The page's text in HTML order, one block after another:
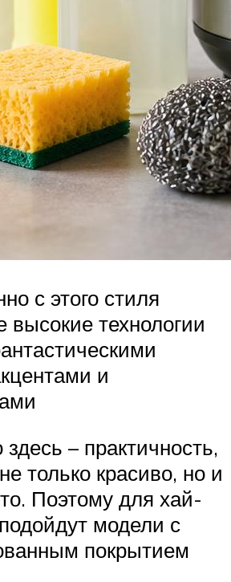
с этого стиля
высокие технологии
и
– практичность,
только красиво, но и
Поэтому для хай-
модели с
покрытием